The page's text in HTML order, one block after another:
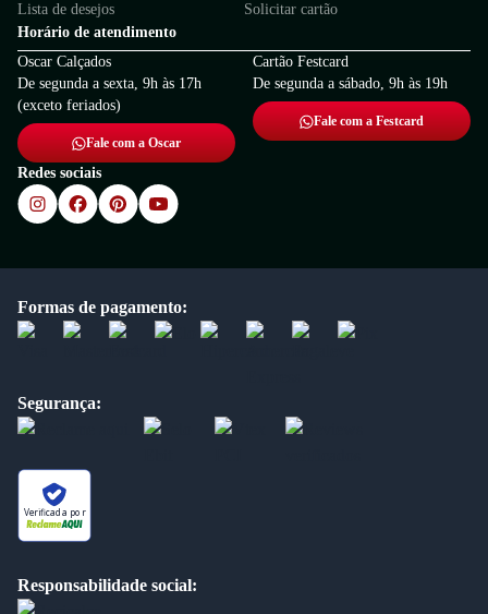
Lista de desejos
Solicitar cartão
Horário de atendimento
Oscar Calçados
De segunda a sexta, 9h às 17h
(exceto feriados)
Fale com a Oscar
Cartão Festcard
De segunda a sábado, 9h às 19h
Fale com a Festcard
Redes sociais
Formas de pagamento:
Segurança:
Verificada por
Responsabilidade social: